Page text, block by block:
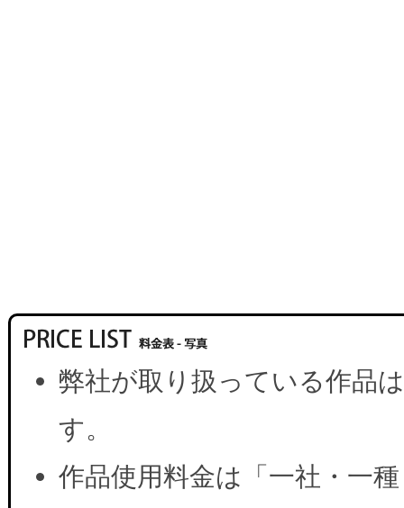
弊社が取り扱っている作品
す。
作品使用料金は「一社・一